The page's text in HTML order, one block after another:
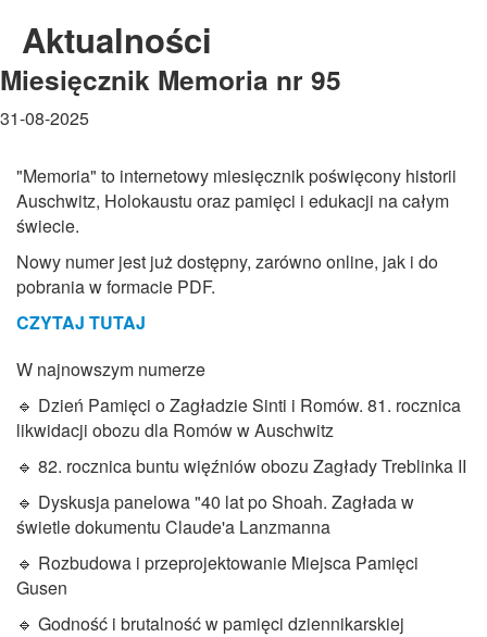
Aktualności
Miesięcznik Memoria nr 95
31-08-2025
"Memoria" to internetowy miesięcznik poświęcony historii
Auschwitz, Holokaustu oraz pamięci i edukacji na całym
świecie.
Nowy numer jest już dostępny, zarówno online, jak i do
pobrania w formacie PDF.
CZYTAJ TUTAJ
W najnowszym numerze
🔹 Dzień Pamięci o Zagładzie Sinti i Romów. 81. rocznica
likwidacji obozu dla Romów w Auschwitz
🔹 82. rocznica buntu więźniów obozu Zagłady Treblinka II
🔹 Dyskusja panelowa "40 lat po Shoah. Zagłada w
świetle dokumentu Claude'a Lanzmanna
🔹 Rozbudowa i przeprojektowanie Miejsca Pamięci
Gusen
🔹 Godność i brutalność w pamięci dziennikarskiej